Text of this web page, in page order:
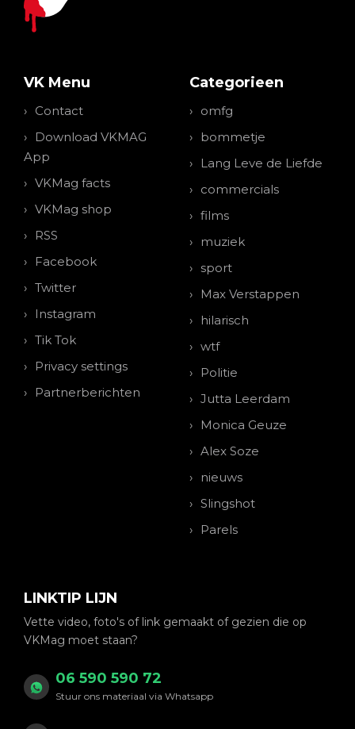
VK Menu
Contact
Download VKMAG
App
VKMag facts
VKMag shop
RSS
Facebook
Twitter
Instagram
Tik Tok
Privacy settings
Partnerberichten
Categorieen
omfg
bommetje
Lang Leve de Liefde
commercials
films
muziek
sport
Max Verstappen
hilarisch
wtf
Politie
Jutta Leerdam
Monica Geuze
Alex Soze
nieuws
Slingshot
Parels
LINKTIP LIJN
Vette video, foto's of link gemaakt of gezien die op
VKMag moet staan?
06 590 590 72
Stuur ons materiaal via Whatsapp